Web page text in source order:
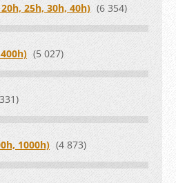
25h, 30h, 40h) (6 354)
(5 027)
1000h) (4 873)